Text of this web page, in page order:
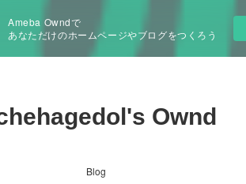
Ameba Owndで
あなただけのホームページやブログをつくろう
Ownd
Blog